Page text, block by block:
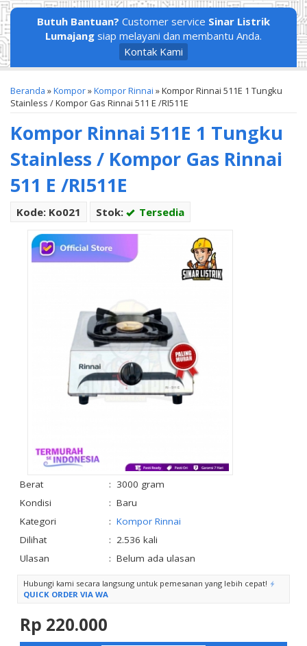
Butuh Bantuan? Customer service Sinar Listrik
Lumajang siap melayani dan membantu Anda.
Kontak Kami
Beranda »Kompor»Kompor Rinnai »Kompor Rinnai 511E 1 Tungku
Stainless / Kompor Gas Rinnai 511 E /RI511E
Kompor Rinnai 511E 1 Tungku
Stainless / Kompor Gas Rinnai
511 E /RI511E
Kode: Ko021 Stok: Tersedia
Berat : 3000 gram
Kondisi
: Baru
Kategori
: Kompor Rinnai
Dilihat
: 2.536 kali
Ulasan
: Belum ada ulasan
Hubungi kami secara langsung untuk pemesanan yang lebih cepat!
QUICK ORDER VIA WA
Rp 220.000